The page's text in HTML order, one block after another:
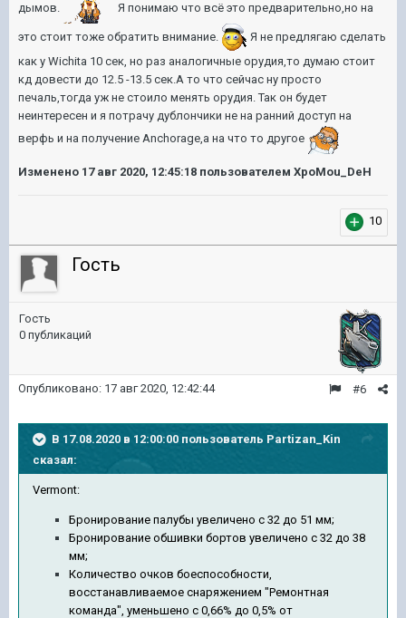
дымов.
Я понимаю что всё это предварительно,но на
это стоит тоже обратить внимание.
Я не предлягаю сделать
как у Wichita 10 сек, но раз аналогичные орудия,то думаю стоит
кд довести до 12.5 -13.5 сек.А то что сейчас ну просто
печаль,тогда уж не стоило менять орудия. Так он будет
неинтересен и я потрачу дублончики не на ранний доступ на
верфь и на получение Anchorage,а на что то другое
Изменено 17 авг 2020, 12:45:18 пользователем XpoMou_DeH
10
Гость
Гость
0 публикаций
#6
Опубликовано: 17 авг 2020, 12:42:44
В 17.08.2020 в 12:00:00 пользователь Partizan_Kin
сказал:
Vermont:
Бронирование палубы увеличено с 32 до 51 мм;
Бронирование обшивки бортов увеличено с 32 до 38
мм;
Количество очков боеспособности,
восстанавливаемое снаряжением "Ремонтная
команда", уменьшено с 0,66% до 0,5% от